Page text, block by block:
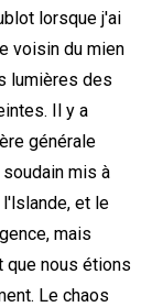
lorsque j'ai
voisin du mien
lumières des
Il y a
générale
mis à
et le
mais
que nous étions
Le chaos